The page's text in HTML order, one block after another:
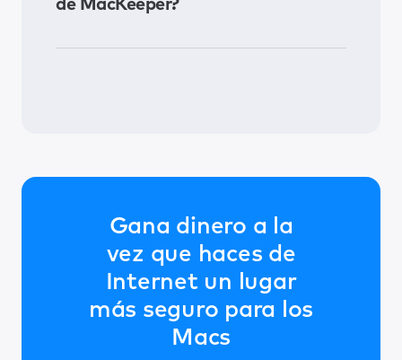
de MacKeeper?
Gana dinero a la
vez que haces de
Internet un lugar
más seguro para los
Macs